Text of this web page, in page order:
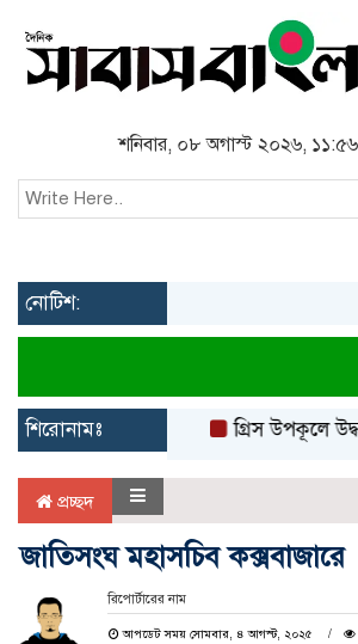
শনিবার, ০৮ অগাস্ট ২০২৬,
নোটিশ:
শিরোনামঃ গ্রিস উপকূলে
প্রচ্ছদ
জাতিসংঘ মহাসচিব কক্সবাজারে
রিপোর্টারের নাম
আপডেট সময় সোমবার, ৪ আগস্ট, ২০২৫